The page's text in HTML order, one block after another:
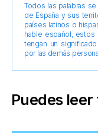
Todos las palabras
de España y sus
países latinos o
hable español, estos
tengan un
por las demás
Puedes